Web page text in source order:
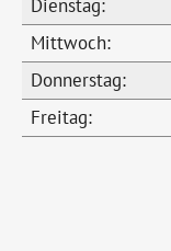
Politik &
Themen
Dienstag:
Mittwoch:
Donnerstag:
Freitag: